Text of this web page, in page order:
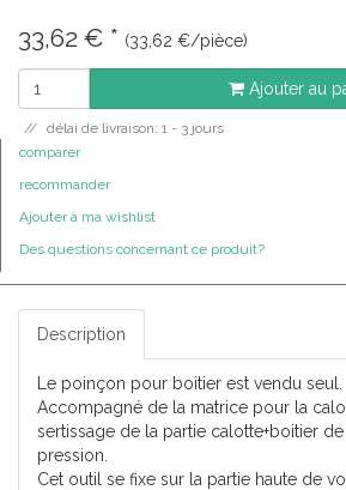
33,62 € * (33,62 €/pièce)
Ajouter au
délai de livraison: 1 - 3 jours
comparer
recommander
Ajouter à ma wishlist
Des questions concernant ce produit?
Description
Le poinçon pour boitier est vendu seul.
Accompagné de la matrice pour la
sertissage de la partie calotte+boitier
pression.
Cet outil se fixe sur la partie haute de